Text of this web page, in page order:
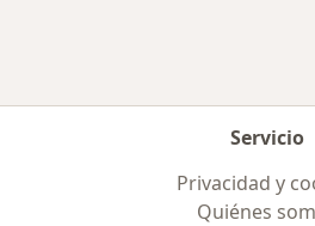
Servicio
Privacidad y
Quiénes